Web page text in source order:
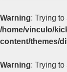
Warning: Trying
/home/vinculo/
content/themes/
Warning: Trying